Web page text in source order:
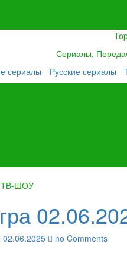
Сериалы,
сериалы Русские сериалы
ТВ-ШОУ
02.06.2025 no Comments